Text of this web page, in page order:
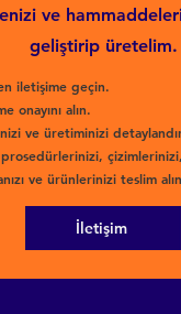
iletişime geçin.
onayını alın.
ve üretiminizi
prosedürlerinizi,
ve ürünlerinizi teslim
ve
geliştirip üretelim.
İletişim